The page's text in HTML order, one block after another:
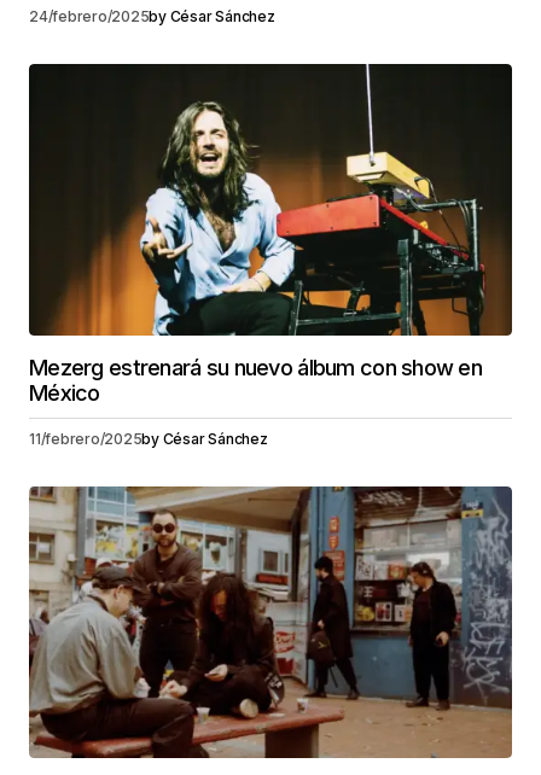
24/febrero/2025by César Sánchez
Mezerg estrenará su nuevo álbum con show en
México
11/febrero/2025by César Sánchez